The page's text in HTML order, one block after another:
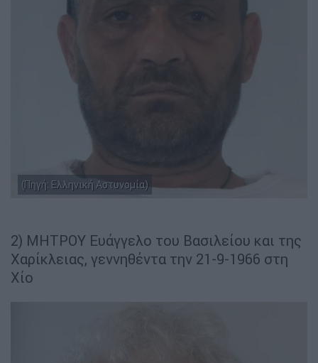
(Πηγή: Ελληνική Αστυνομία)
2) ΜΗΤΡΟΥ Ευάγγελο του Βασιλείου και της
Χαρίκλειας, γεννηθέντα την 21-9-1966 στη
Χίο